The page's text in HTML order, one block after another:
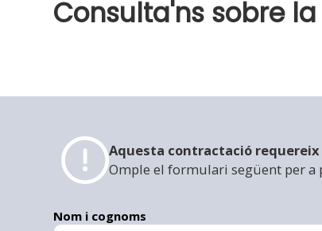
Consulta'ns sobre
Aquesta contractació
Omple el formulari següent per a
Nom i cognoms